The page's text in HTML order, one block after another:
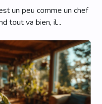
un peu comme un chef
tout va bien, il...